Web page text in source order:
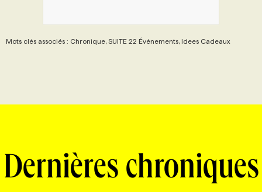
Mots clés associés : Chronique, SUITE 22 Événements, Idees Cadeaux
Dernières chroniques